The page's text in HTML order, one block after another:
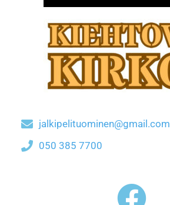
jalkipelituominen@gmail.com
050 385 7700